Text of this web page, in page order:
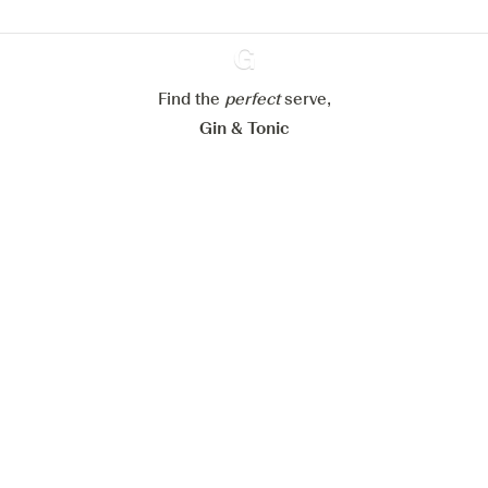
Ginventory
Find the perfectserve,
Gin & Tonic
Refuser tout Accepter tout